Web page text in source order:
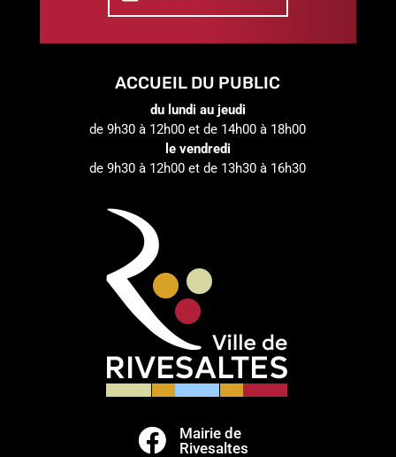
ACCUEIL DU PUBLIC
du lundi au jeudi
de 9h30 à 12h00 et de 14h00 à 18h00
le vendredi
de 9h30 à 12h00 et de 13h30 à 16h30

Mairie de
Rivesaltes